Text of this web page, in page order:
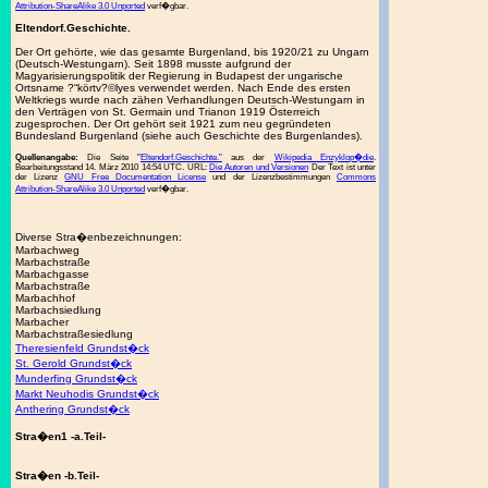
Attribution-ShareAlike 3.0 Unported verf�gbar.
Eltendorf.Geschichte.
Der Ort gehörte, wie das gesamte Burgenland, bis 1920/21 zu Ungarn
(Deutsch-Westungarn). Seit 1898 musste aufgrund der
Magyarisierungspolitik der Regierung in Budapest der ungarische
Ortsname ?“körtv?©lyes verwendet werden. Nach Ende des ersten
Weltkriegs wurde nach zähen Verhandlungen Deutsch-Westungarn in
den Verträgen von St. Germain und Trianon 1919 Österreich
zugesprochen. Der Ort gehört seit 1921 zum neu gegründeten
Bundesland Burgenland (siehe auch Geschichte des Burgenlandes).
Quellenangabe: Die Seite "Eltendorf.Geschichte."aus der Wikipedia Enzyklop�die.
Bearbeitungsstand 14. März 2010 14:54 UTC. URL: Die Autoren und Versionen Der Text ist unter
der LizenzGNU Free Documentation License und der LizenzbestimmungenCommons
Attribution-ShareAlike 3.0 Unported verf�gbar.
Diverse Stra�enbezeichnungen:
Marbachweg
Marbachstraße
Marbachgasse
Marbachstraße
Marbachhof
Marbachsiedlung
Marbacher
Marbachstraßesiedlung
Theresienfeld Grundst�ck
St. Gerold Grundst�ck
Munderfing Grundst�ck
Markt Neuhodis Grundst�ck
Anthering Grundst�ck
Stra�en1 -a.Teil-
Stra�en -b.Teil-